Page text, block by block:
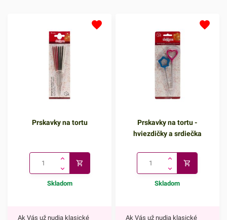
Prskavky na tortu
Skladom
Ak Vás už nudia klasické
Prskavky na tortu -
hviezdičky a srdiečka
Skladom
Ak Vás už nudia klasické